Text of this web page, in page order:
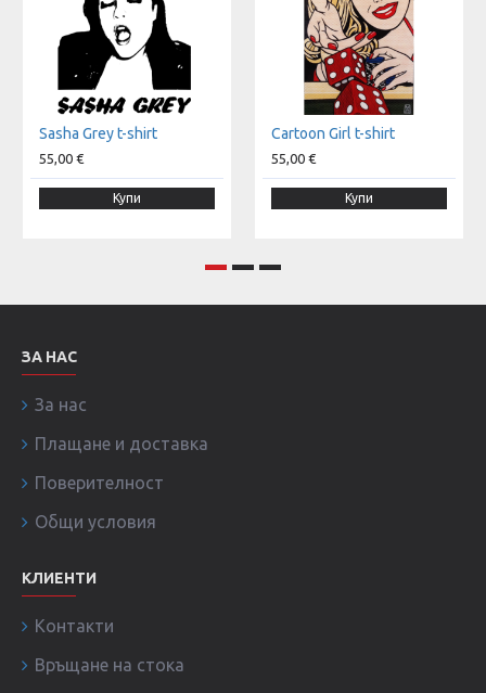
Sasha Grey t-shirt
55,00 €
Купи
Cartoon Girl t-shirt
55,00 €
Купи
ЗА НАС
За нас
Плащане и доставка
Поверителност
Общи условия
КЛИЕНТИ
Контакти
Връщане на стока